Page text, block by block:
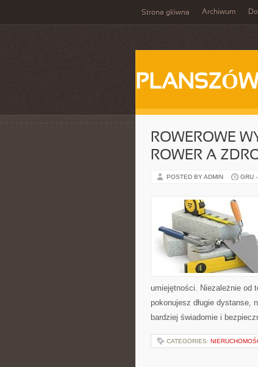
Strona główna Archiwum
ROWEROWE
ROWER A
POSTED BY ADMIN GRU
umiejętności. Niezależnie od
pokonujesz długie dystanse,
bardziej świadomie i
CATEGORIES: